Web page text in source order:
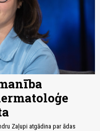
Zaļupi atgādina par ādas